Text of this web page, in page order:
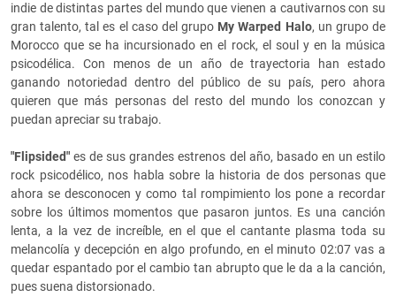
indie de distintas partes del mundo que vienen a cautivarnos con su
gran talento, tal es el caso del grupo My Warped Halo, un grupo de
Morocco que se ha incursionado en el rock, el soul y en la música
psicodélica. Con menos de un año de trayectoria han estado
ganando notoriedad dentro del público de su país, pero ahora
quieren que más personas del resto del mundo los conozcan y
puedan apreciar su trabajo.
"Flipsided"es de sus grandes estrenos del año, basado en un estilo
rock psicodélico, nos habla sobre la historia de dos personas que
ahora se desconocen y como tal rompimiento los pone a recordar
sobre los últimos momentos que pasaron juntos. Es una canción
lenta, a la vez de increíble, en el que el cantante plasma toda su
melancolía y decepción en algo profundo, en el minuto 02:07 vas a
quedar espantado por el cambio tan abrupto que le da a la canción,
pues suena distorsionado.